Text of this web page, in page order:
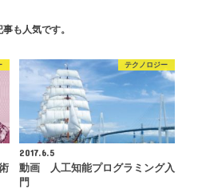
も人気です。
テクノロジー
2017.6.5
動画 人工知能プログラミング入
門